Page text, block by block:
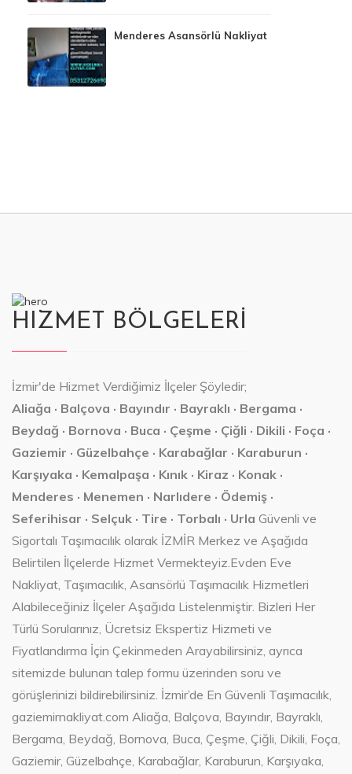
Menderes Asansörlü Nakliyat
HIZMET BÖLGELERİ
İzmir'de Hizmet Verdiğimiz İlçeler Şöyledir;
Aliağa · Balçova · Bayındır · Bayraklı · Bergama ·
Beydağ · Bornova · Buca · Çeşme · Çiğli · Dikili · Foça ·
Gaziemir · Güzelbahçe · Karabağlar · Karaburun ·
Karşıyaka · Kemalpaşa · Kınık · Kiraz · Konak ·
Menderes · Menemen · Narlıdere · Ödemiş ·
Seferihisar · Selçuk · Tire · Torbalı · Urla Güvenli ve
Sigortalı Taşımacılık olarak İZMİR Merkez ve Aşağıda
Belirtilen İlçelerde Hizmet Vermekteyiz.Evden Eve
Nakliyat, Taşımacılık, Asansörlü Taşımacılık Hizmetleri
Alabileceğiniz İlçeler Aşağıda Listelenmiştir. Bizleri Her
Türlü Sorularınız, Ücretsiz Ekspertiz Hizmeti ve
Fiyatlandırma İçin Çekinmeden Arayabilirsiniz, ayrıca
sitemizde bulunan talep formu üzerinden soru ve
görüşlerinizi bildirebilirsiniz. İzmir’de En Güvenli Taşımacılık,
gaziemirnakliyat.com Aliağa, Balçova, Bayındır, Bayraklı,
Bergama, Beydağ, Bornova, Buca, Çeşme, Çiğli, Dikili, Foça,
Gaziemir, Güzelbahçe, Karabağlar, Karaburun, Karşıyaka,